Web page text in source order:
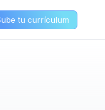
tu currículum